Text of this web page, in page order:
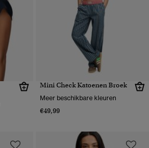
Mini Check Katoenen Broek
Meer beschikbare kleuren
€49,99